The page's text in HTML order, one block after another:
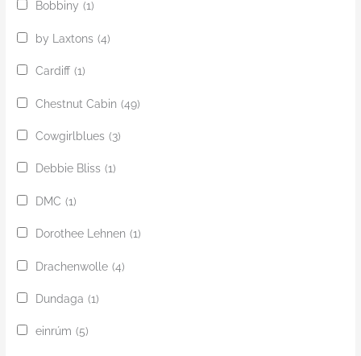
Bobbiny (1)
by Laxtons (4)
Cardiff (1)
Chestnut Cabin (49)
Cowgirlblues (3)
Debbie Bliss (1)
DMC (1)
Dorothee Lehnen (1)
Drachenwolle (4)
Dundaga (1)
einrúm (5)